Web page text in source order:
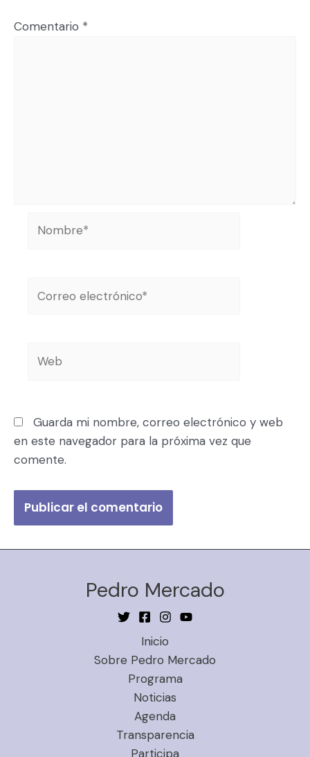
Comentario *
Guarda mi nombre, correo electrónico y web
en este navegador para la próxima vez que
comente.
Pedro Mercado
Inicio
Sobre Pedro Mercado
Programa
Noticias
Agenda
Transparencia
Participa